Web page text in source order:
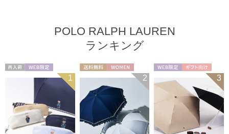
POLO RALPH LAUREN
ランキング
1 2
ギフト向け
UNISEX
3